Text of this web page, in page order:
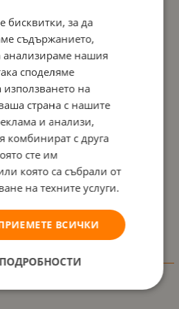
за съхранение на моливи,
се побира лесно във всяка
, който се превръща в любим
супергероите;
практичен обем;
основните ученически
е функционален и удобен
съчетава практичност и любим
ученическия ден в още по-
бисквитки, за да
съдържанието,
анализираме нашия
споделяме
на
страна с нашите
и анализи,
комбинират с друга
сте им
която са събрали от
на техните услуги.
ВСИЧКИ